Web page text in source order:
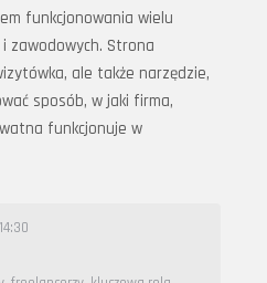
funkcjonowania wielu
zawodowych. Strona
ale także narzędzie,
sposób, w jaki firma,
funkcjonuje w
14:30